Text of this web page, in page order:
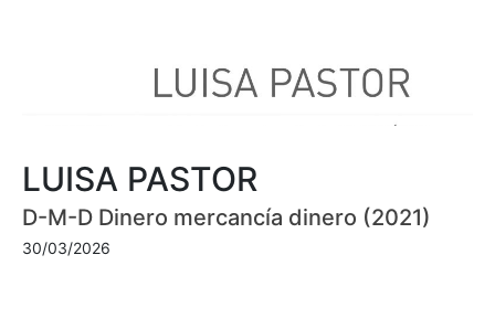
LUISA PASTOR
D-M-D Dinero mercancía dinero (2021)
30/03/2026